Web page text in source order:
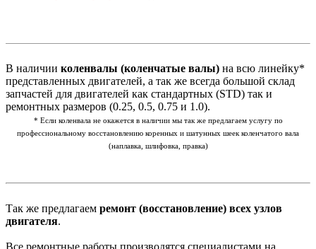
В наличии коленвалы (коленчатые валы) на всю линейку*
представленных двигателей, а так же всегда большой склад
запчастей для двигателей как стандартных (STD) так и
ремонтных размеров (0.25, 0.5, 0.75 и 1.0).
* Если коленвала не окажется в наличии мы так же предлагаем услугу по
профессиональному восстановлению коренных и шатунных шеек коленчатого вала
(наплавка, шлифовка, правка)
Так же предлагаем ремонт (восстановление) всех узлов
двигателя.